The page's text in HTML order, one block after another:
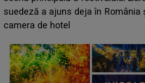
BĂIATUL VIZAT de Alexandra?!
faptului împlinit, A RECUNOSCUT